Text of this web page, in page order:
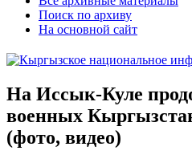
Поиск по архиву
На основной сайт
На Иссык-Куле
военных
(фото, видео)